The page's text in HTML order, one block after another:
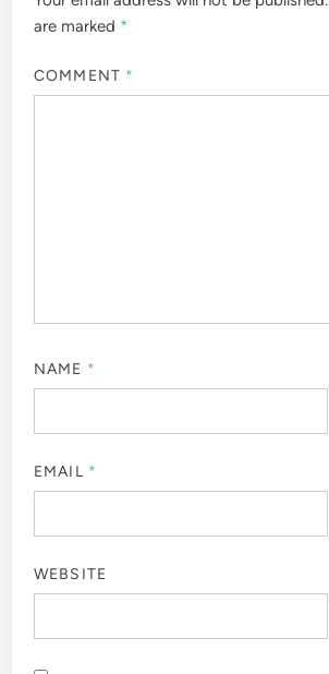
are marked *
COMMENT *
NAME *
EMAIL *
WEBSITE